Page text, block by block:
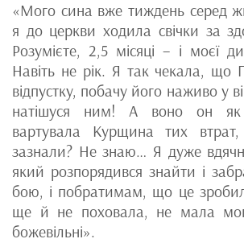
«Мого сина вже тиждень серед
я до церкви ходила свічки за
Розумієте, 2,5 місяці – і моєї
Навіть не рік. Я так чекала, що
відпустку, побачу його наживо у
натішуся ним! А воно он як
вартувала Курщина тих
зазнали? Не знаю… Я дуже
який розпорядився знайти і
бою, і побратимам, що це
ще й не поховала, не мала
божевільні».